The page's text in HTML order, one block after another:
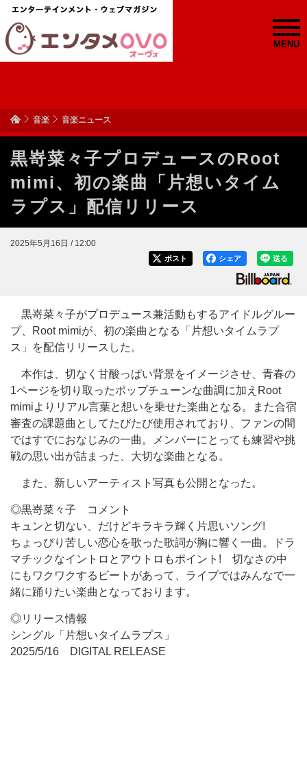
MENU
音楽 音楽ニュース
黒嵜菜々子プロデュースのRoot
mimi、初の楽曲「片想いタイム
ラプス」配信リリース
2025年5月16日 / 12:00
送る
シェア
ポスト
黒嵜菜々子がプロデュース兼活動もするアイドルグルー
プ、Root mimiが、初の楽曲となる「片想いタイムラプ
ス」を配信リリースした。
本作は、切なく甘酸っぱい背景をイメージさせ、青春の
1ページを切り取ったポップチューンな曲調に加えRoot
mimiよりリアル言葉と想いを乗せた楽曲となる。また合宿
審査の課題曲としてたびたび使用されており、ファンの間
ではすでにおなじみの一曲。メンバーにとっても練習や挑
戦の思い出が詰まった、大切な楽曲となる。
また、新しいアーティスト写真も公開となった。
◎黒嵜菜々子 コメント
キュンと切ない、だけどキラキラ輝く片思いソング!
ちょっぴり苦しい恋心を歌った歌詞が胸に響く一曲。ドラ
マチックなイントロとアウトロもポイント! 切なさの中
にもワクワクするビートがあって、ライブではみんなで一
緒に踊りたい楽曲となっております。
◎リリース情報
シングル「片想いタイムラプス」
2025/5/16 DIGITAL RELEASE